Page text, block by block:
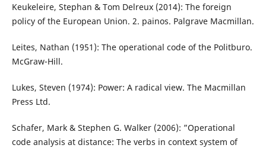
Keukeleire, Stephan & Tom Delreux (2014): The foreign
policy of the European Union. 2. painos. Palgrave Macmillan.
Leites, Nathan (1951): The operational code of the Politburo.
McGraw-Hill.
Lukes, Steven (1974): Power: A radical view. The Macmillan
Press Ltd.
Schafer, Mark & Stephen G. Walker (2006): ”Operational
code analysis at distance: The verbs in context system of